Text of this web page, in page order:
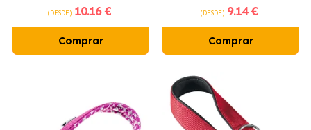
(DESDE) 10.16 €
Comprar
(DESDE) 9.14 €
Comprar